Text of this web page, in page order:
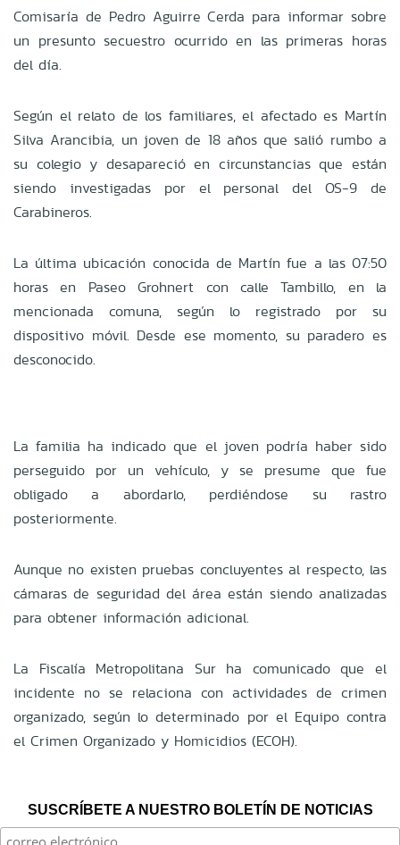
Comisaría de Pedro Aguirre Cerda para informar sobre
un presunto secuestro ocurrido en las primeras horas
del día.
Según el relato de los familiares, el afectado es Martín
Silva Arancibia, un joven de 18 años que salió rumbo a
su colegio y desapareció en circunstancias que están
siendo investigadas por el personal del OS-9 de
Carabineros.
La última ubicación conocida de Martín fue a las 07:50
horas en Paseo Grohnert con calle Tambillo, en la
mencionada comuna, según lo registrado por su
dispositivo móvil. Desde ese momento, su paradero es
desconocido.
La familia ha indicado que el joven podría haber sido
perseguido por un vehículo, y se presume que fue
obligado a abordarlo, perdiéndose su rastro
posteriormente.
Aunque no existen pruebas concluyentes al respecto, las
cámaras de seguridad del área están siendo analizadas
para obtener información adicional.
La Fiscalía Metropolitana Sur ha comunicado que el
incidente no se relaciona con actividades de crimen
organizado, según lo determinado por el Equipo contra
el Crimen Organizado y Homicidios (ECOH).
SUSCRÍBETE A NUESTRO BOLETÍN DE NOTICIAS